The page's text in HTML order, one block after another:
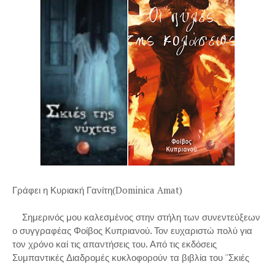
Γράφει η Κυριακή Γανίτη(Dominica Amat)
Σημερινός μου καλεσμένος στην στήλη των συνεντεύξεων
ο συγγραφέας Φοίβος Κυπριανού. Τον ευχαριστώ πολύ για
τον χρόνο καί τις απαντήσεις του. Από τις εκδόσεις
Συμπαντικές Διαδρομές κυκλοφορούν τα βιβλία του ''Σκιές